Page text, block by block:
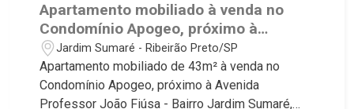
Apartamento mobiliado à venda no
Condomínio Apogeo, próximo à
Avenida Professor João Fiúsa -
Ribeirão Preto/SP.
Jardim Sumaré - Ribeirão Preto/SP
Apartamento mobiliado de 43m² à venda no
Condomínio Apogeo, próximo à Avenida
Professor João Fiúsa - Bairro Jardim Sumaré,